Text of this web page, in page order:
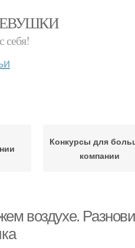
себя!
Конкурсы для
компании
воздухе.